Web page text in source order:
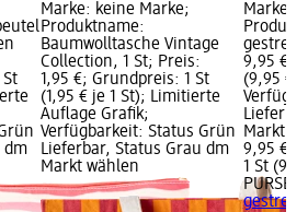
dm
Marke: keine Marke;
Produktname:
Baumwolltasche Vintage
Collection, 1 St; Preis:
1,95 €; Grundpreis: 1 St
(1,95 € je 1 St); Limitierte
Auflage Grafik;
Verfügbarkeit: Status Grün
Lieferbar, Status Grau dm
Markt wählen
Marke:
9,95 €;
(9,95 €
Markt
9,95 €
1 St
PURSET